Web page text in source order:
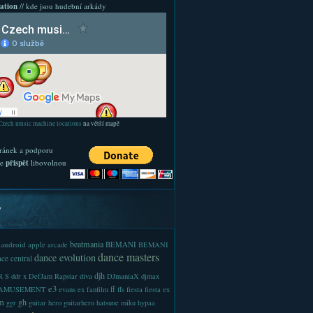
// kde jsou hudební arkády
music machine locations na větší mapě
a podporu
přispětlibovolnou
android apple arcade beatmania BEMANI BEMANI
central dance evolutiondance masters
S ddr x DefJam Rapstar diva djh DJmaniaX djmax
e3 evans ex fanfilm ff ffs fiesta fiesta ex
ggr gh guitar hero guitarhero hatsune miku hypaa